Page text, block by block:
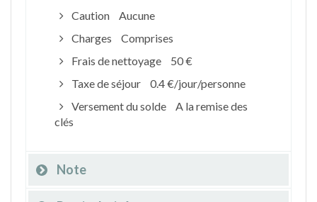
Caution
Aucune
Charges
Comprises
Frais de nettoyage
50 €
Taxe de séjour
0.4 €/jour/personne
Versement du solde
A la remise des
clés
Note